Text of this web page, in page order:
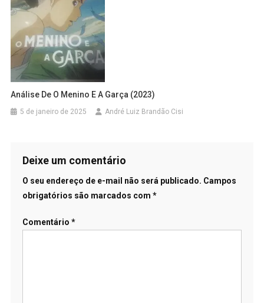
Análise De O Menino E A Garça (2023)
5 de janeiro de 2025 André Luiz Brandão Cisi
Deixe um comentário
O seu endereço de e-mail não será publicado. Campos
obrigatórios são marcados com *
Comentário *